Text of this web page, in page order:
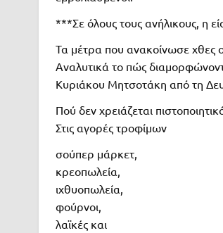
***Σε όλους τους ανήλικους, η
Τα μέτρα που ανακοίνωσε
Αναλυτικά το πώς
Κυριάκου Μητσοτάκη από τη
Πού δεν χρειάζεται
Στις αγορές τροφίμων
σούπερ μάρκετ,
κρεοπωλεία,
ιχθυοπωλεία,
φούρνοι,
λαϊκές και